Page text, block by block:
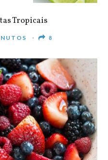
Tropicais
8